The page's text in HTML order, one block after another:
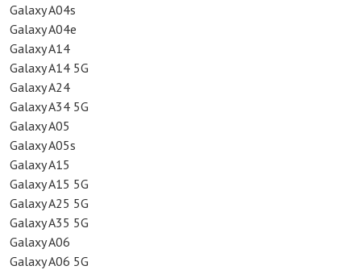
Galaxy A04s
Galaxy A04e
Galaxy A14
Galaxy A14 5G
Galaxy A24
Galaxy A34 5G
Galaxy A05
Galaxy A05s
Galaxy A15
Galaxy A15 5G
Galaxy A25 5G
Galaxy A35 5G
Galaxy A06
Galaxy A06 5G